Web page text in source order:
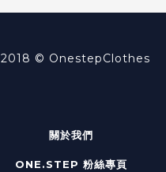
2018 © OnestepClothes
關於我們
ONE.STEP 粉絲專頁